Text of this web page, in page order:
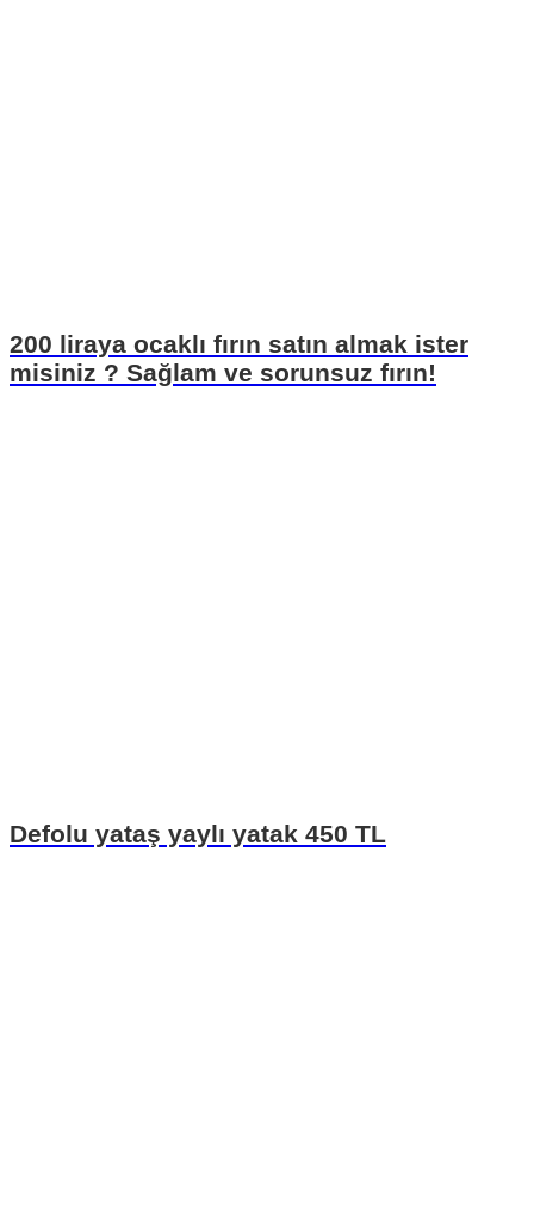
200 liraya ocaklı fırın satın almak ister
misiniz ? Sağlam ve sorunsuz fırın!
Defolu yataş yaylı yatak 450 TL